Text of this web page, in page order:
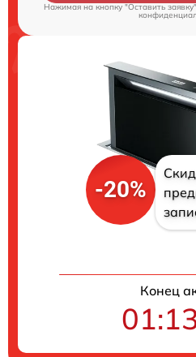
Нажимая на кнопку "Оставить
-20%
Конец